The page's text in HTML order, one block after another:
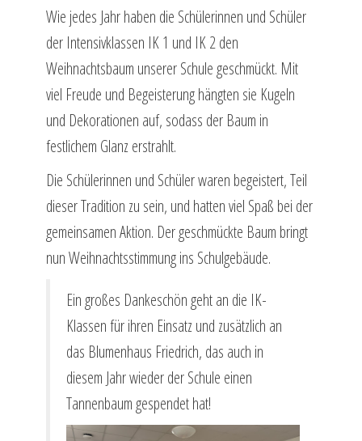
Wie jedes Jahr haben die Schülerinnen und Schüler
der Intensivklassen IK 1 und IK 2 den
Weihnachtsbaum unserer Schule geschmückt. Mit
viel Freude und Begeisterung hängten sie Kugeln
und Dekorationen auf, sodass der Baum in
festlichem Glanz erstrahlt.
Die Schülerinnen und Schüler waren begeistert, Teil
dieser Tradition zu sein, und hatten viel Spaß bei der
gemeinsamen Aktion. Der geschmückte Baum bringt
nun Weihnachtsstimmung ins Schulgebäude.
Ein großes Dankeschön geht an die IK-
Klassen für ihren Einsatz und zusätzlich an
das Blumenhaus Friedrich, das auch in
diesem Jahr wieder der Schule einen
Tannenbaum gespendet hat!